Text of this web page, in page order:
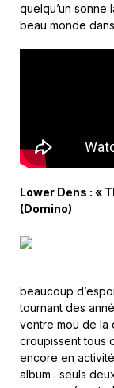
quelqu’un sonne
beau monde
Lower Dens : «
(Domino)
beaucoup
tournant des
ventre mou de la
croupissent tous
encore en
album : seuls